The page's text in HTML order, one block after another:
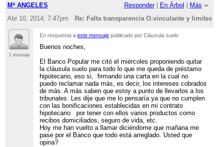
Mª ANGELES Responder| En Árbol
Más
Abr 10, 2014; 7:47pm
Re: Falta transparencia O.vinculante y limites
1 mensaje
En respuesta aeste mensaje publicado por Cláusula suelo
Buenos noches,
El Banco Popular me citó el miércoles proponiendo quitar
la cláusula suelo para todo lo que me queda de préstamo
hipotecario, eso si, firmando una carta en la cual no
puedo reclamar nada más, es decir, los intereses cobrados
de más. A más saben que estoy a punto de llevarlos a los
tribunales. Les dije que me lo pensaría ya que no cumplen
con las bonificaciones establecidas en mi contrato
hipotecario por tener con ellos varios productos como
recibos domiciliados, seguro de vida, etc.
Hoy me han vuelto a llamar diciéndome que mañana me
pase por el Banco que todo está arreglado. Usted que
opina?